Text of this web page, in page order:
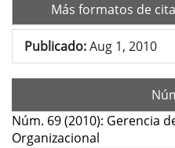
Más formatos de cita
Publicado:Aug 1, 2010
Núm. 69 (2010): Gerencia
Organizacional